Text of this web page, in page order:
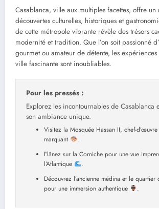
Casablanca, ville aux multiples facettes, offre
découvertes culturelles, historiques et
de cette métropole vibrante révèle des trésors
modernité et tradition. Que l’on soit passionné
gourmet ou amateur de détente, les
ville fascinante sont inoubliables.
Pour les pressés :
Explorez les incontournables de Casablanca
son ambiance unique.
Visitez la Mosquée Hassan II, chef-
marquant
.
Flânez sur la Corniche pour une vue
l’Atlantique
.
Découvrez l’ancienne médina et le quartier
pour une immersion authentique
.